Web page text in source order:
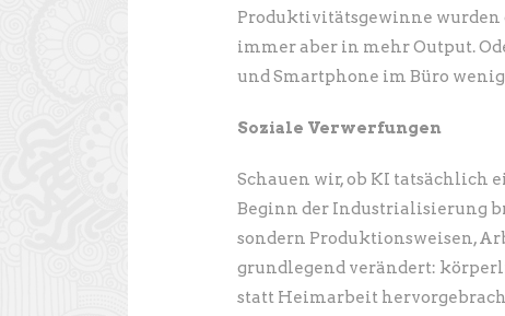
Produktivitätsgewinne wurden
immer aber in mehr Output.
und Smartphone im Büro
Soziale Verwerfungen
Schauen wir, ob KI tatsächlich
Beginn der Industrialisierung
sondern Produktionsweisen,
grundlegend verändert:
statt Heimarbeit